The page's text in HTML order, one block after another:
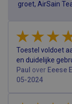
groet, AirSain
Toestel voldoet
en duidelijke
Paul over Eeese
05-2024